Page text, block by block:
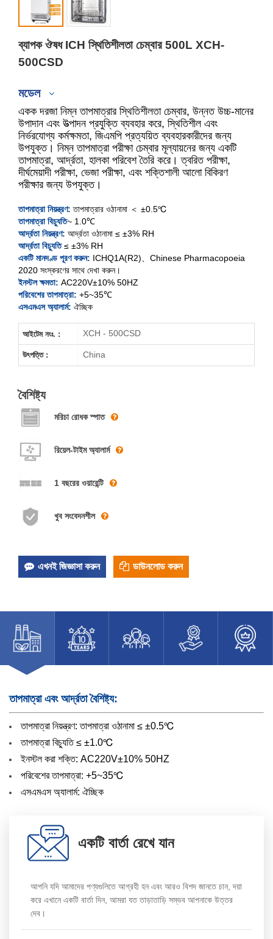
ব্যাপক ঔষধ ICH স্থিতিশীলতা চেম্বার 500L XCH-
500CSD
মডেল
XCH-150CSD-2
XCH-250CSD-2
XCH-400CSD-2
XCH-500CSD-2
একক দরজা নিম্ন তাপমাত্রার স্থিতিশীলতা চেম্বার, উন্নত উচ্চ-মানের
উপাদান এবং উত্পাদন প্রযুক্তি ব্যবহার করে, স্থিতিশীল এবং
নির্ভরযোগ্য কর্মক্ষমতা, জিএমপি প্রত্যয়িত ব্যবহারকারীদের জন্য
উপযুক্ত। নিম্ন তাপমাত্রা পরীক্ষা চেম্বার মূল্যায়নের জন্য একটি
তাপমাত্রা, আর্দ্রতা, হালকা পরিবেশ তৈরি করে। ত্বরিত পরীক্ষা,
দীর্ঘমেয়াদী পরীক্ষা, ভেজা পরীক্ষা, এবং শক্তিশালী আলো বিকিরণ
পরীক্ষার জন্য উপযুক্ত।
তাপমাত্রা নিয়ন্ত্রণ:তাপমাত্রার ওঠানামা ＜ ±0.5℃
তাপমাত্রা বিচ্যুতি~ 1.0℃
আর্দ্রতা নিয়ন্ত্রণ: আর্দ্রতা ওঠানামা ≤ ±3% RH
আর্দ্রতা বিচ্যুতি≤ ±3% RH
একটি মানদণ্ড পূরণ করুন: ICHQ1A(R2)、Chinese Pharmacopoeia
2020 সংস্করণের সাথে দেখা করুন।
ইনস্টল ক্ষমতা: AC220V±10% 50HZ
পরিবেশের তাপমাত্রা: +5~35℃
এসএমএস অ্যালার্ম: ঐচ্ছিক
আইটেম নংঃ. : XCH - 500CSD
উৎপত্তি : China
বৈশিষ্ট্য
মরিচা রোধক স্পাত
রিয়েল-টাইম অ্যালার্ম
1 বছরের ওয়ারেন্টি
খুব সংবেদনশীল
এখনই জিজ্ঞাসা করুন ডাউনলোড করুন
তাপমাত্রা এবং আর্দ্রতা বৈশিষ্ট্য:
তাপমাত্রা নিয়ন্ত্রণ: তাপমাত্রা ওঠানামা ≤ ±0.5℃
তাপমাত্রা বিচ্যুতি ≤ ±1.0℃
ইনস্টল করা শক্তি: AC220V±10% 50HZ
পরিবেশের তাপমাত্রা: +5~35℃
এসএমএস অ্যালার্ম: ঐচ্ছিক
একটি বার্তা রেখে যান
আপনি যদি আমাদের পণ্যগুলিতে আগ্রহী হন এবং আরও বিশদ জানতে চান, দয়া
করে এখানে একটি বার্তা দিন, আমরা যত তাড়াতাড়ি সম্ভব আপনাকে উত্তর
দেব।